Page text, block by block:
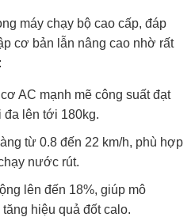
máy chạy bộ cao cấp, đáp
cơ bản lẫn nâng cao nhờ rất
AC mạnh mẽ công suất đạt
đa lên tới 180kg.
từ 0.8 đến 22 km/h, phù hợp
nước rút.
lên đến 18%, giúp mô
hiệu quả đốt calo.